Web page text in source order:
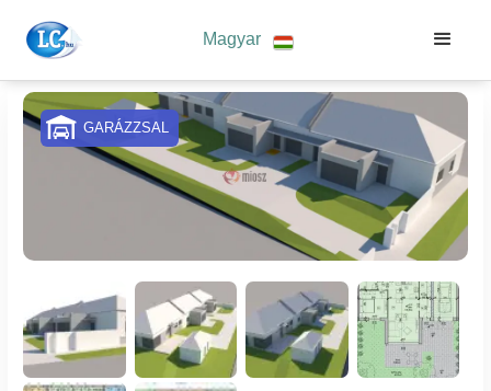
Magyar
GARÁZZSAL